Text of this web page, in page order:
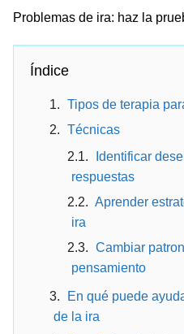
Problemas de ira: haz la
Índice
Tipos de terapia
Técnicas
Identificar
respuestas
Aprender
ira
Cambiar
pensamiento
En qué puede
de la ira